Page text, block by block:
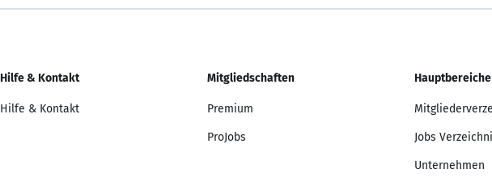
Hilfe & Kontakt
Hilfe & Kontakt
Mitgliedschaften
Premium
ProJobs
Hauptbereiche
Jobs
Unternehmen